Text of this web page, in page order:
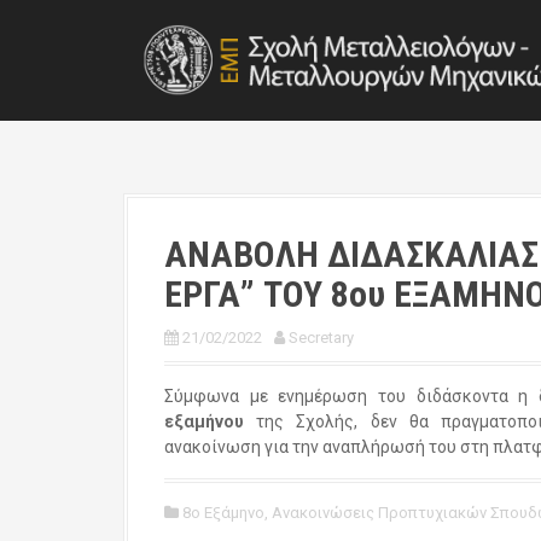
ΑΝΑΒΟΛΗ
ΕΡΓΑ” ΤΟΥ 8ου
21/02/2022 Secretary
Σύμφωνα με ενημέρωση του διδάσκοντα η
εξαμήνουτης Σχολής, δεν θα
ανακοίνωση για την αναπλήρωσή του στη
8ο Εξάμηνο Ανακοινώσεις Προπτυχιακών